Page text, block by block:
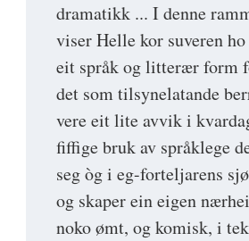
dramatikk ... I denne
viser Helle kor suveren
eit språk og litterær form
det som tilsynelatande
vere eit lite avvik i
fiffige bruk av språklege
seg òg i eg-forteljarens
og skaper ein eigen
noko ømt, og komisk, i